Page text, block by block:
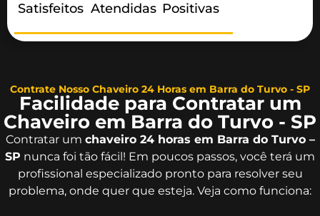
Satisfeitos Atendidas Positivas
Contrate Nosso Chaveiro 24 Horas em Barra do Turvo - SP
Facilidade para Contratar um
Chaveiro em Barra do Turvo - SP
Contratar um chaveiro 24 horas em Barra do Turvo –
SP nunca foi tão fácil! Em poucos passos, você terá um
profissional especializado pronto para resolver seu
problema, onde quer que esteja. Veja como funciona: